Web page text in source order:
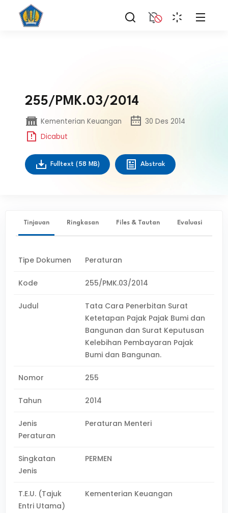
255/PMK.03/2014
Kementerian Keuangan
30 Des 2014
Dicabut
Fulltext (58 MB) Abstrak
Tinjauan Ringkasan Files & Tautan Evaluasi
Tipe Dokumen Peraturan
Kode 255/PMK.03/2014
Judul
Tata Cara Penerbitan Surat
Ketetapan Pajak Pajak Bumi dan
Bangunan dan Surat Keputusan
Kelebihan Pembayaran Pajak
Bumi dan Bangunan.
Nomor 255
Tahun 2014
Jenis
Peraturan
Peraturan Menteri
Singkatan
Jenis
PERMEN
T.E.U. (Tajuk
Entri Utama)
Kementerian Keuangan